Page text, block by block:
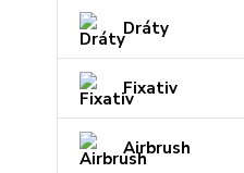
Dráty
Fixativ
Airbrush